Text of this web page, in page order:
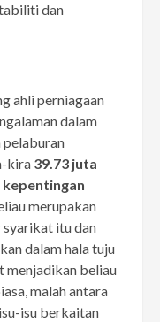
dan
ahli perniagaan
dalam
pelaburan
kira 39.73 juta
merupakan
syarikat itu dan
dalam hala tuju
menjadikan beliau
malah antara
isu berkaitan